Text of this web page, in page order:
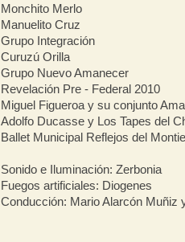
Monchito Merlo
Manuelito Cruz
Grupo Integración
Curuzú Orilla
Grupo Nuevo Amanecer
Revelación Pre - Federal 2010
Miguel Figueroa y su conjunto
Adolfo Ducasse y Los Tapes del
Ballet Municipal Reflejos del
Sonido e Iluminación: Zerbonia
Fuegos artificiales: Diogenes
Conducción: Mario Alarcón Muñiz